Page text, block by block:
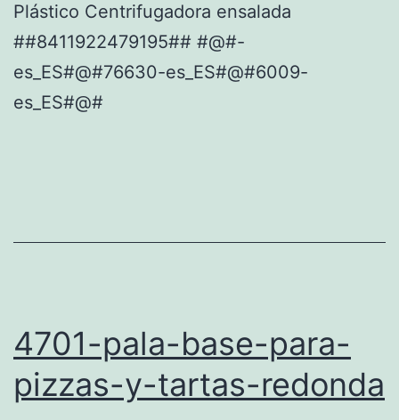
Plástico Centrifugadora ensalada
##8411922479195## #@#-
es_ES#@#76630-es_ES#@#6009-
es_ES#@#
4701-pala-base-para-
pizzas-y-tartas-redonda